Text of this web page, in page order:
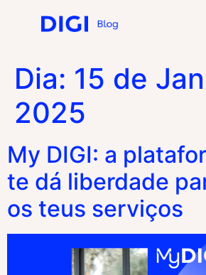
Dia: 15 de
2025
My DIGI: a
te dá liberdade
os teus serviços